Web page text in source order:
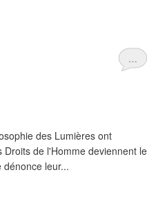
…
des Lumières ont
de l'Homme deviennent le
leur...